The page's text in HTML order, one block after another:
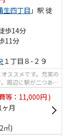
生四丁目 」駅 徒
歩14分
11分
１丁目８-２９
ススメです。充実の
周辺に駅が二つあ
等：11,000円 )
ヶ月
㎡)